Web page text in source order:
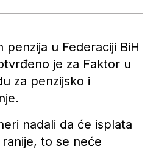
u Federaciji BiH
je za Faktor u
za penzijsko i
nadali da će isplata
to se neće